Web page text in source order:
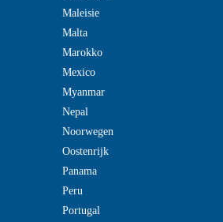
Maleisie
Malta
Marokko
Mexico
Myanmar
Nepal
Noorwegen
Oostenrijk
Panama
Peru
Portugal